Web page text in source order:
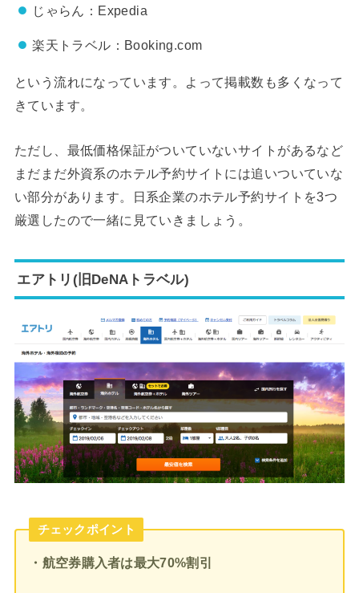
じゃらん：Expedia
楽天トラベル：Booking.com
という流れになっています。よって掲載数も多くなって
きています。
ただし、最低価格保証がついていないサイトがあるなど
まだまだ外資系のホテル予約サイトには追いついていな
い部分があります。日系企業のホテル予約サイトを3つ
厳選したので一緒に見ていきましょう。
エアトリ(旧DeNAトラベル)
チェックポイント
・航空券購入者は最大70%割引